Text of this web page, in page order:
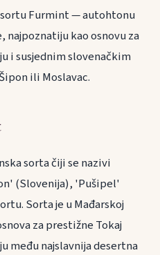
Furmint — autohtonu
najpoznatiju kao osnovu za
i susjednim slovenačkim
ili Moslavac.
sorta čiji se nazivi
(Slovenija), 'Pušipel'
Sorta je u Mađarskoj
za prestižne Tokaj
među najslavnija desertna